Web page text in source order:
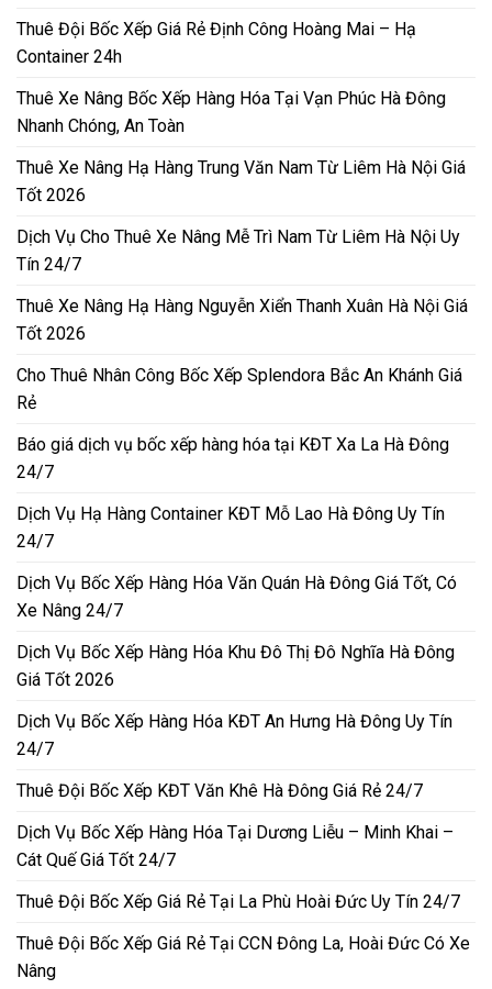
Thuê Đội Bốc Xếp Giá Rẻ Định Công Hoàng Mai – Hạ
Container 24h
Thuê Xe Nâng Bốc Xếp Hàng Hóa Tại Vạn Phúc Hà Đông
Nhanh Chóng, An Toàn
Thuê Xe Nâng Hạ Hàng Trung Văn Nam Từ Liêm Hà Nội Giá
Tốt 2026
Dịch Vụ Cho Thuê Xe Nâng Mễ Trì Nam Từ Liêm Hà Nội Uy
Tín 24/7
Thuê Xe Nâng Hạ Hàng Nguyễn Xiển Thanh Xuân Hà Nội Giá
Tốt 2026
Cho Thuê Nhân Công Bốc Xếp Splendora Bắc An Khánh Giá
Rẻ
Báo giá dịch vụ bốc xếp hàng hóa tại KĐT Xa La Hà Đông
24/7
Dịch Vụ Hạ Hàng Container KĐT Mỗ Lao Hà Đông Uy Tín
24/7
Dịch Vụ Bốc Xếp Hàng Hóa Văn Quán Hà Đông Giá Tốt, Có
Xe Nâng 24/7
Dịch Vụ Bốc Xếp Hàng Hóa Khu Đô Thị Đô Nghĩa Hà Đông
Giá Tốt 2026
Dịch Vụ Bốc Xếp Hàng Hóa KĐT An Hưng Hà Đông Uy Tín
24/7
Thuê Đội Bốc Xếp KĐT Văn Khê Hà Đông Giá Rẻ 24/7
Dịch Vụ Bốc Xếp Hàng Hóa Tại Dương Liễu – Minh Khai –
Cát Quế Giá Tốt 24/7
Thuê Đội Bốc Xếp Giá Rẻ Tại La Phù Hoài Đức Uy Tín 24/7
Thuê Đội Bốc Xếp Giá Rẻ Tại CCN Đông La, Hoài Đức Có Xe
Nâng